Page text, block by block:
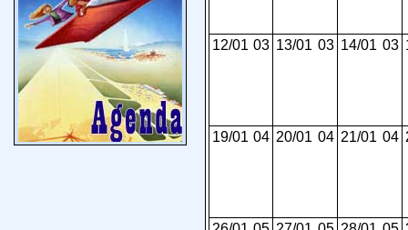
12/01 03 13/01 03 14/01 03
19/01 04 20/01 04 21/01 04